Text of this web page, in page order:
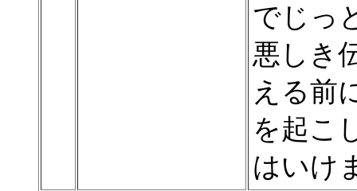
でじっ
悪しき
える前
を起こ
はいけ